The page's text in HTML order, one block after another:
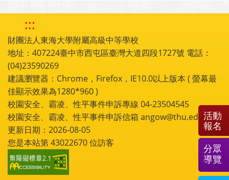
:::
財團法人東海大學附屬高級中等學校
地址：407224臺中市西屯區臺灣大道四段1727號 電話：
(04)23590269
建議瀏覽器：Chrome，Firefox，IE10.0以上版本 ( 螢幕最
佳顯示效果為1280*960 )
校園安全、霸凌、性平事件申訴專線 04-23504545
校園安全、霸凌、性平事件申訴信箱 angow@thu.edu.tw
更新日期：2026-08-05
您是本站第43022670位訪客
活動
報名
分眾
導覽